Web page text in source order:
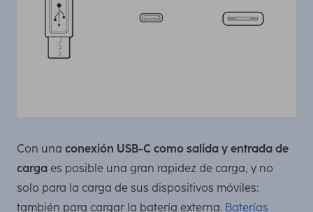
Con una conexión USB-C como salida y entrada de
carga es posible una gran rapidez de carga, y no
solo para la carga de sus dispositivos móviles:
también para cargar la batería externa. Baterías